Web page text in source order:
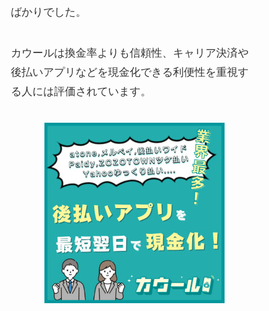
ばかりでした。
カウールは換金率よりも信頼性、キャリア決済や
後払いアプリなどを現金化できる利便性を重視す
る人には評価されています。